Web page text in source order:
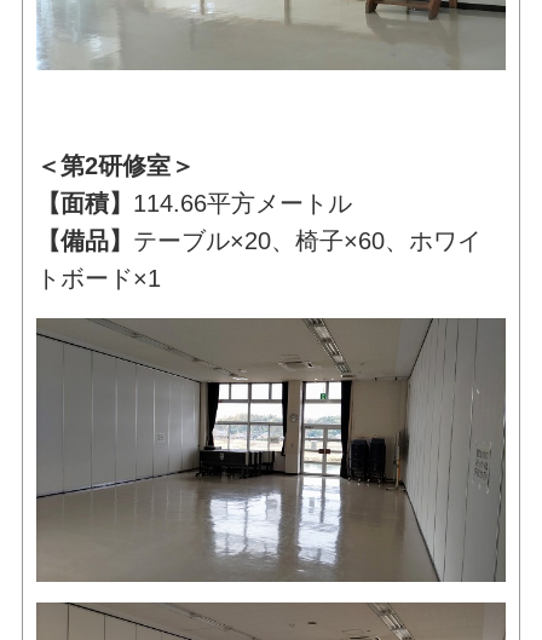
＜第2研修室＞
【面積】 114.66平方メートル
【備品】 テーブル×20、椅子×60、ホワイ
トボード×1